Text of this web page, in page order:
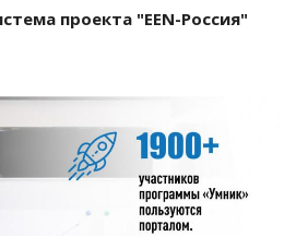
проекта "EEN-Россия"